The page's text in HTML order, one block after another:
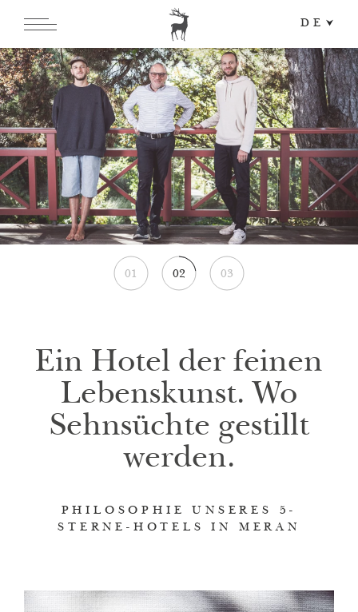
DE
EN
IT
01 02 03
Ein Hotel der feinen
Lebenskunst. Wo
Sehnsüchte gestillt
werden.
PHILOSOPHIE UNSERES 5-
STERNE-HOTELS IN MERAN